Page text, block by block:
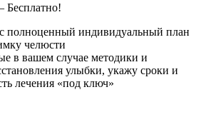
Бесплатно!
полноценный индивидуальный план
челюсти
в вашем случае методики и
улыбки, укажу сроки и
лечения «под ключ»